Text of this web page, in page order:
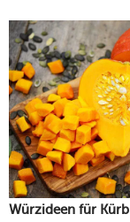
Würzideen für